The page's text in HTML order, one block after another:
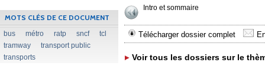
MOTS CLÉS DE CE DOCUMENT
bus métro ratp sncf
tcl
tramway
transport public
transports
Intro et sommaire
Télécharger dossier complet
Voir tous les dossiers sur le